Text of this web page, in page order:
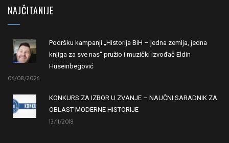
NAJČITANIJE
Podršku kampanji „Historija BiH – jedna zemlja, jedna
knjiga za sve nas“ pružio i muzički izvođač Eldin
Huseinbegović
06/08/2026
KONKURS ZA IZBOR U ZVANJE – NAUČNI SARADNIK ZA
OBLAST MODERNE HISTORIJE
13/11/2018